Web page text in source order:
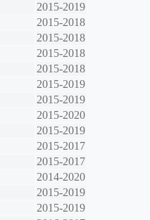
2015-2019
2015-2018
2015-2018
2015-2018
2015-2018
2015-2019
2015-2019
2015-2020
2015-2019
2015-2017
2015-2017
2014-2020
2015-2019
2015-2019